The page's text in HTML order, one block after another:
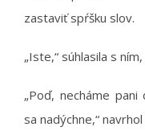
zastaviť spŕšku slov.
„Iste,“ súhlasila s
„Poď, necháme
sa nadýchne,“